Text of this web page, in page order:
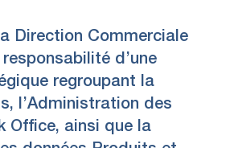
Direction Commerciale
d’une
regroupant la
l’Administration des
Office, ainsi que la